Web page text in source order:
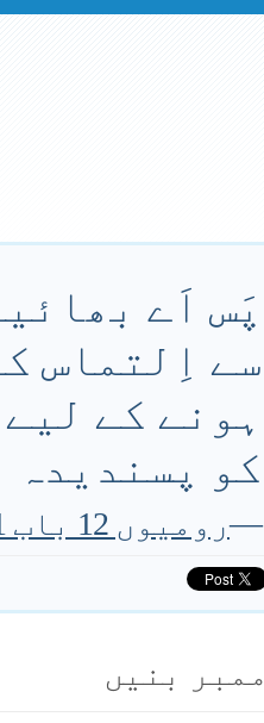
پَس اَے
سے اِلتماس
ہونے کے
کو پسندیدہ
—رومیوں 12 باب 1 آیت
ممبر بنیں